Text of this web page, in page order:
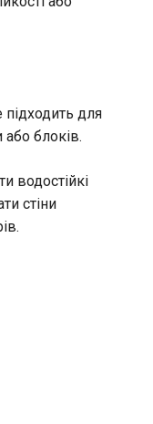
для
блоків.
водостійкі
стіни